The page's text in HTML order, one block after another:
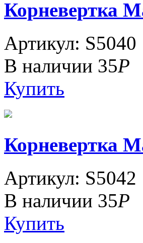
Корневертка
Артикул: S5040
В наличии 35Р
Купить
Корневертка
Артикул: S5042
В наличии 35Р
Купить